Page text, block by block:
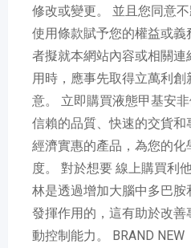
修改或變更。 並且您同意
使用條款賦予您的權益或義
者擬就本網站內容或相關
用時，應事先取得立萬利
意。 立即購買液態甲基安
信賴的品質、快速的交貨
經濟實惠的產品，為您的
度。 對於想要 線上購買利
林是透過增加大腦中多巴
發揮作用的，這有助於改
動控制能力。 BRAND NEW